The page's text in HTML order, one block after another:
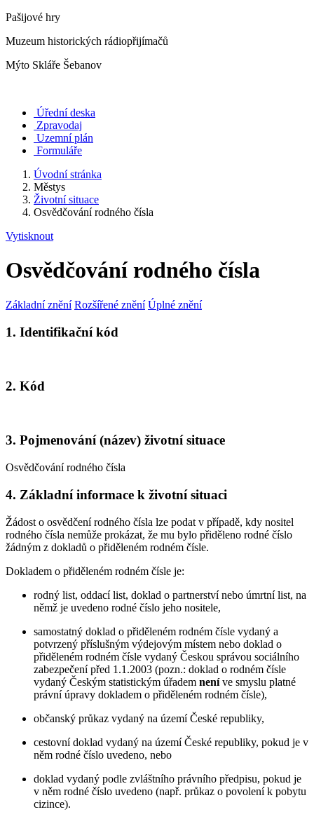
Pašijové hry
Muzeum historických rádiopřijímačů
Mýto Skláře Šebanov
Úřední deska
Zpravodaj
Uzemní plán
Formuláře
Úvodní stránka
Městys
Životní situace
Osvědčování rodného čísla
Vytisknout
Osvědčování rodného čísla
Základní znění Rozšířené znění Úplné znění
1. Identifikační kód
2. Kód
3. Pojmenování (název) životní situace
Osvědčování rodného čísla
4. Základní informace k životní situaci
Žádost o osvědčení rodného čísla lze podat v případě, kdy nositel
rodného čísla nemůže prokázat, že mu bylo přiděleno rodné číslo
žádným z dokladů o přiděleném rodném čísle.
Dokladem o přiděleném rodném čísle je:
rodný list, oddací list, doklad o partnerství nebo úmrtní list, na
němž je uvedeno rodné číslo jeho nositele,
samostatný doklad o přiděleném rodném čísle vydaný a
potvrzený příslušným výdejovým místem nebo doklad o
přiděleném rodném čísle vydaný Českou správou sociálního
zabezpečení před 1.1.2003 (pozn.: doklad o rodném čísle
vydaný Českým statistickým úřadem neníve smyslu platné
právní úpravy dokladem o přiděleném rodném čísle),
občanský průkaz vydaný na území České republiky,
cestovní doklad vydaný na území České republiky, pokud je v
něm rodné číslo uvedeno, nebo
doklad vydaný podle zvláštního právního předpisu, pokud je
v něm rodné číslo uvedeno (např. průkaz o povolení k pobytu
cizince).